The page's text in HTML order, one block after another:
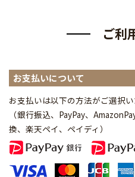
ご利
お支払いについて
お支払いは以下の方法がご選択い
（銀行振込、PayPay、
換、楽天ペイ、ペイディ ）